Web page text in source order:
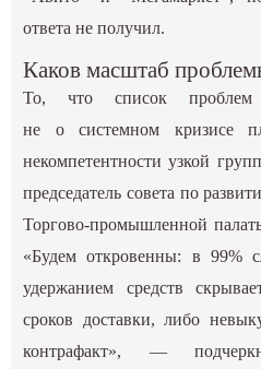
ответа не получил.
Каков масштаб
То, что список проблем
не о системном кризисе
некомпетентности узкой
председатель совета по
Торгово-промышленной
«Будем откровенны: в 99%
удержанием средств
сроков доставки, либо
контрафакт», —